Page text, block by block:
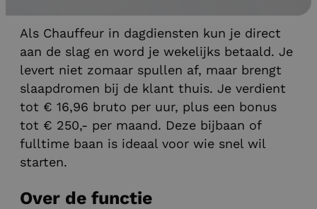
Als Chauffeur in dagdiensten kun je direct
aan de slag en word je wekelijks betaald. Je
levert niet zomaar spullen af, maar brengt
slaapdromen bij de klant thuis. Je verdient
tot € 16,96 bruto per uur, plus een bonus
tot € 250,- per maand. Deze bijbaan of
fulltime baan is ideaal voor wie snel wil
starten.
Over de functie